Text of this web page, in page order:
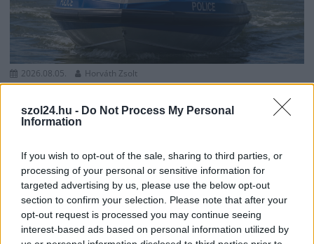
szol24.hu - Do Not Process My Personal
Information
If you wish to opt-out of the sale, sharing to third parties, or
processing of your personal or sensitive information for
targeted advertising by us, please use the below opt-out
section to confirm your selection. Please note that after your
opt-out request is processed you may continue seeing
interest-based ads based on personal information utilized by
2026.08.05. Horváth Zsolt
úszhatja meg a száguldozást
Sokáig úgy tűnt, a Tisza-tavon mindenki úgy közlekedik,
Kék hírek